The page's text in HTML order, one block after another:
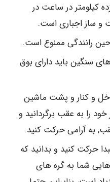
کیلومتر در ساعت در
ساز اجباری است.
حین رانندگی ممنوع است.
سنگین باید دارای بوق
و کنار و پشت ماشین
را به عقب برگردانید و
به آرامی حرکت کنید.
حرکت کنید و بدانید که
شما به گره های